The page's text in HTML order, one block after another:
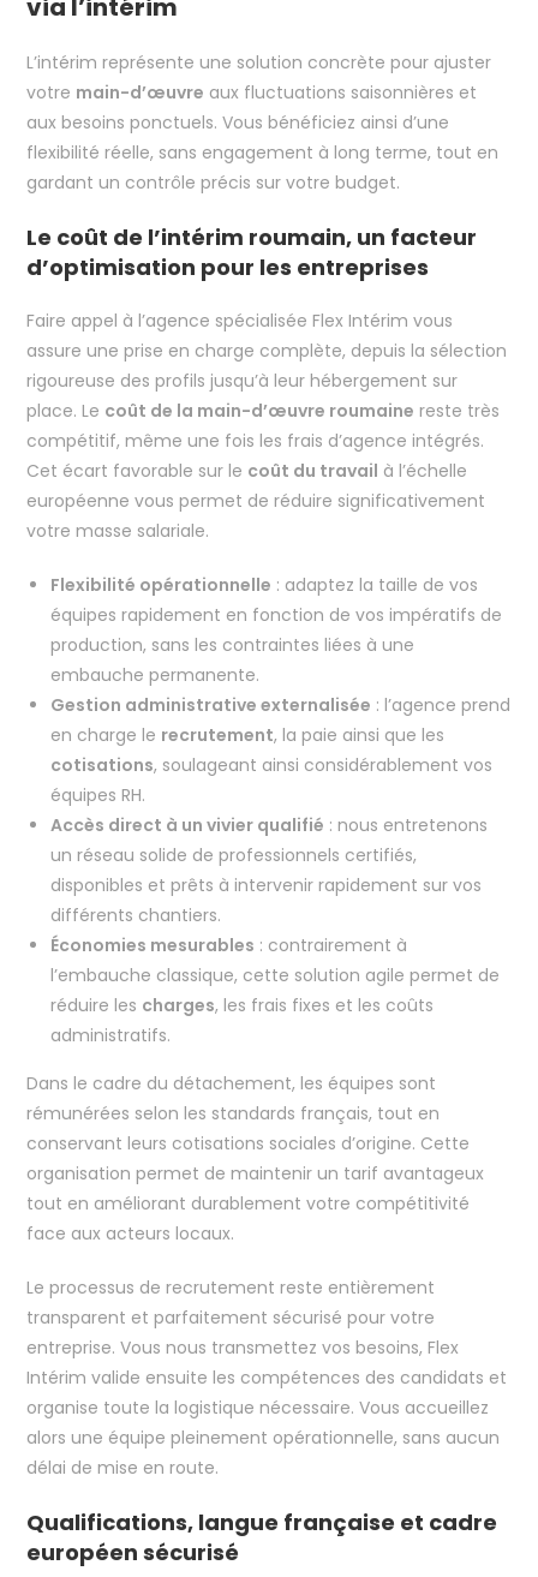
via l’intérim
L’intérim représente une solution concrète pour ajuster
votre main-d’œuvre aux fluctuations saisonnières et
aux besoins ponctuels. Vous bénéficiez ainsi d’une
flexibilité réelle, sans engagement à long terme, tout en
gardant un contrôle précis sur votre budget.
Le coût de l’intérim roumain, un facteur
d’optimisation pour les entreprises
Faire appel à l’agence spécialisée Flex Intérim vous
assure une prise en charge complète, depuis la sélection
rigoureuse des profils jusqu’à leur hébergement sur
place. Le coût de la main-d’œuvre roumaine reste très
compétitif, même une fois les frais d’agence intégrés.
Cet écart favorable sur le coût du travail à l’échelle
européenne vous permet de réduire significativement
votre masse salariale.
Flexibilité opérationnelle : adaptez la taille de vos
équipes rapidement en fonction de vos impératifs de
production, sans les contraintes liées à une
embauche permanente.
Gestion administrative externalisée : l’agence prend
en charge le recrutement, la paie ainsi que les
cotisations, soulageant ainsi considérablement vos
équipes RH.
Accès direct à un vivier qualifié : nous entretenons
un réseau solide de professionnels certifiés,
disponibles et prêts à intervenir rapidement sur vos
différents chantiers.
Économies mesurables : contrairement à
l’embauche classique, cette solution agile permet de
réduire les charges, les frais fixes et les coûts
administratifs.
Dans le cadre du détachement, les équipes sont
rémunérées selon les standards français, tout en
conservant leurs cotisations sociales d’origine. Cette
organisation permet de maintenir un tarif avantageux
tout en améliorant durablement votre compétitivité
face aux acteurs locaux.
Le processus de recrutement reste entièrement
transparent et parfaitement sécurisé pour votre
entreprise. Vous nous transmettez vos besoins, Flex
Intérim valide ensuite les compétences des candidats et
organise toute la logistique nécessaire. Vous accueillez
alors une équipe pleinement opérationnelle, sans aucun
délai de mise en route.
Qualifications, langue française et cadre
européen sécurisé